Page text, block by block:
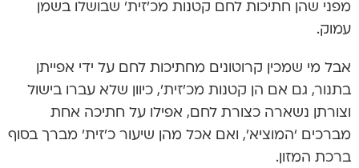
מפני שהן חתיכות לחם קטנות מכ’זית’ שבושלו בשמן
עמוק.
אבל מי שמכין קרוטונים מחתיכות לחם על ידי אפייתן
בתנור, גם אם הן קטנות מכ’זית’, כיוון שלא עברו בישול
וצורתן נשארה כצורת לחם, אפילו על חתיכה אחת
מברכים ‘המוציא’, ואם אכל מהן שיעור כ’זית’ מברך בסוף
ברכת המזון.